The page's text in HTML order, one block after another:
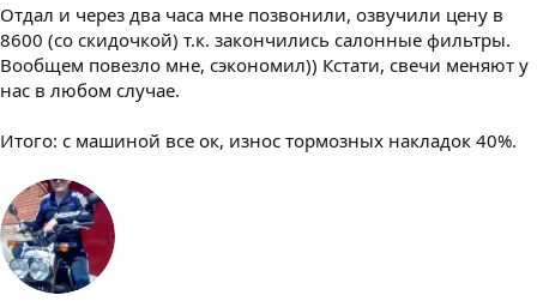
Отдал и через два часа мне позвонили, озвучили цену в
8600 (со скидочкой) т.к. закончились салонные фильтры.
Вообщем повезло мне, сэкономил)) Кстати, свечи меняют у
нас в любом случае.
Итого: с машиной все ок, износ тормозных накладок 40%.